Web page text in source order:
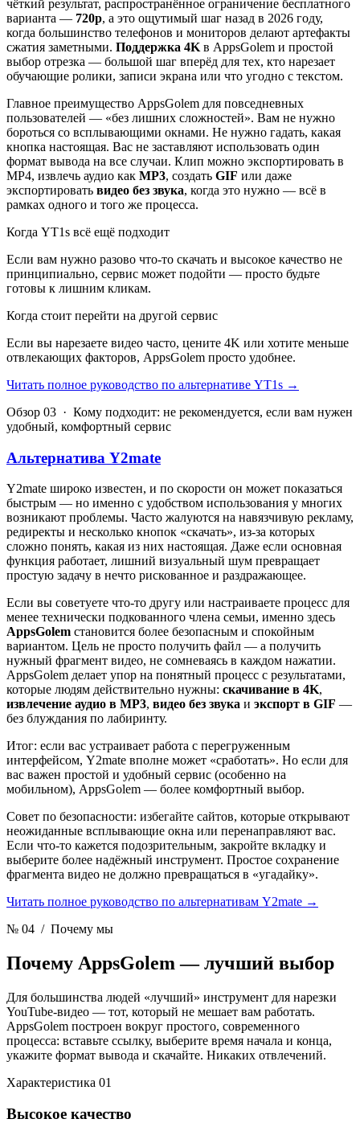
чёткий результат, распространённое ограничение бесплатного
варианта — 720p, а это ощутимый шаг назад в 2026 году,
когда большинство телефонов и мониторов делают артефакты
сжатия заметными. Поддержка 4K в AppsGolem и простой
выбор отрезка — большой шаг вперёд для тех, кто нарезает
обучающие ролики, записи экрана или что угодно с текстом.
Главное преимущество AppsGolem для повседневных
пользователей — «без лишних сложностей». Вам не нужно
бороться со всплывающими окнами. Не нужно гадать, какая
кнопка настоящая. Вас не заставляют использовать один
формат вывода на все случаи. Клип можно экспортировать в
MP4, извлечь аудио как MP3, создать GIF или даже
экспортировать видео без звука, когда это нужно — всё в
рамках одного и того же процесса.
Когда YT1s всё ещё подходит
Если вам нужно разово что-то скачать и высокое качество не
принципиально, сервис может подойти — просто будьте
готовы к лишним кликам.
Когда стоит перейти на другой сервис
Если вы нарезаете видео часто, цените 4K или хотите меньше
отвлекающих факторов, AppsGolem просто удобнее.
Читать полное руководство по альтернативе YT1s →
Обзор 03 · Кому подходит: не рекомендуется, если вам нужен
удобный, комфортный сервис
Альтернатива Y2mate
Y2mate широко известен, и по скорости он может показаться
быстрым — но именно с удобством использования у многих
возникают проблемы. Часто жалуются на навязчивую рекламу,
редиректы и несколько кнопок «скачать», из-за которых
сложно понять, какая из них настоящая. Даже если основная
функция работает, лишний визуальный шум превращает
простую задачу в нечто рискованное и раздражающее.
Если вы советуете что-то другу или настраиваете процесс для
менее технически подкованного члена семьи, именно здесь
AppsGolem становится более безопасным и спокойным
вариантом. Цель не просто получить файл — а получить
нужный фрагмент видео, не сомневаясь в каждом нажатии.
AppsGolem делает упор на понятный процесс с результатами,
которые людям действительно нужны: скачивание в 4K,
извлечение аудио в MP3, видео без звука и экспорт в GIF —
без блуждания по лабиринту.
Итог: если вас устраивает работа с перегруженным
интерфейсом, Y2mate вполне может «сработать». Но если для
вас важен простой и удобный сервис (особенно на
мобильном), AppsGolem — более комфортный выбор.
Совет по безопасности: избегайте сайтов, которые открывают
неожиданные всплывающие окна или перенаправляют вас.
Если что-то кажется подозрительным, закройте вкладку и
выберите более надёжный инструмент. Простое сохранение
фрагмента видео не должно превращаться в «угадайку».
Читать полное руководство по альтернативам Y2mate →
№ 04 / Почему мы
Почему AppsGolem— лучший выбор
Для большинства людей «лучший» инструмент для нарезки
YouTube-видео — тот, который не мешает вам работать.
AppsGolem построен вокруг простого, современного
процесса: вставьте ссылку, выберите время начала и конца,
укажите формат вывода и скачайте. Никаких отвлечений.
Характеристика 01
Высокое качество